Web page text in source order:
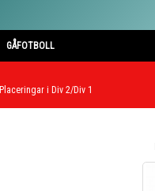
GÅFOTBOLL
Placeringar i Div 2/Div 1